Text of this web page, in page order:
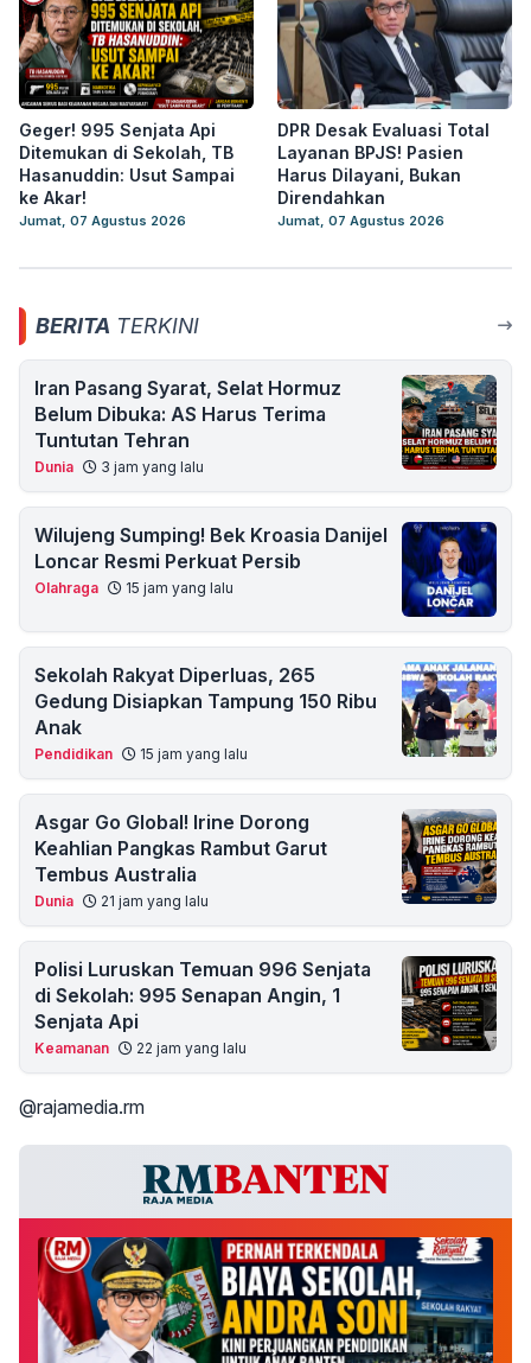
Geger! 995 Senjata Api
Ditemukan di Sekolah, TB
Hasanuddin: Usut Sampai
ke Akar!
Jumat, 07 Agustus 2026
DPR Desak Evaluasi Total
Layanan BPJS! Pasien
Harus Dilayani, Bukan
Direndahkan
Jumat, 07 Agustus 2026
BERITA TERKINI
Iran Pasang Syarat, Selat Hormuz
Belum Dibuka: AS Harus Terima
Tuntutan Tehran
Dunia 3 jam yang lalu
Wilujeng Sumping! Bek Kroasia Danijel
Loncar Resmi Perkuat Persib
Olahraga 15 jam yang lalu
Sekolah Rakyat Diperluas, 265
Gedung Disiapkan Tampung 150 Ribu
Anak
Pendidikan 15 jam yang lalu
Asgar Go Global! Irine Dorong
Keahlian Pangkas Rambut Garut
Tembus Australia
Dunia 21 jam yang lalu
Polisi Luruskan Temuan 996 Senjata
di Sekolah: 995 Senapan Angin, 1
Senjata Api
Keamanan 22 jam yang lalu
@rajamedia.rm